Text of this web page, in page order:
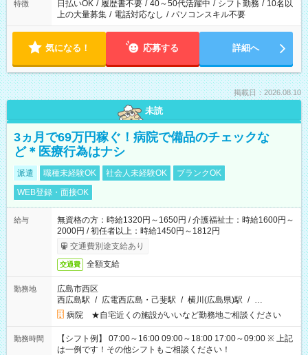
特徴 日払いOK / 履歴書不要 / 40～50代活躍中 / シフト勤務 / 10名以
上の大量募集 / 電話対応なし / パソコンスキル不要
気になる！ 応募する 詳細へ
掲載日：2026.08.10
未読
3ヵ月で69万円稼ぐ！病院で備品のチェックな
ど＊医療行為はナシ
派遣 職種未経験OK 社会人未経験OK
ブランクOK
WEB登録・面接OK
給与
無資格の方：時給1320円～1650円 / 介護福祉士：時給1600円～
2000円 / 初任者以上：時給1450円～1812円
交通費別途支給あり
交通費 全額支給
勤務地
広島市西区
西広島駅 / 広電西広島・己斐駅 / 横川(広島県)駅 / …
病院 ★自宅近くの施設がいいなど勤務地ご相談ください
勤務時間
【シフト例】 07:00～16:00 09:00～18:00 17:00～09:00 ※ 上記
は一例です！その他シフトもご相談ください！